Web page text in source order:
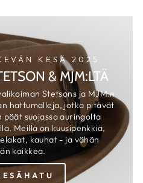
KESÄ 2025
& MJM:LTÄ
Stetsons ja MJM:n
hattumalleja, jotka pitävät
suojassa auringolta
Meillä on kuusipenkkiä,
kauhat - ja vähän
kaikkea.